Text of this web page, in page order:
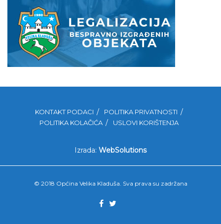
KONTAKT PODACI
POLITIKA PRIVATNOSTI
POLITIKA KOLAČIĆA
USLOVI KORIŠTENJA
Izrada: WebSolutions
© 2018 Općina Velika Kladuša. Sva prava su zadržana